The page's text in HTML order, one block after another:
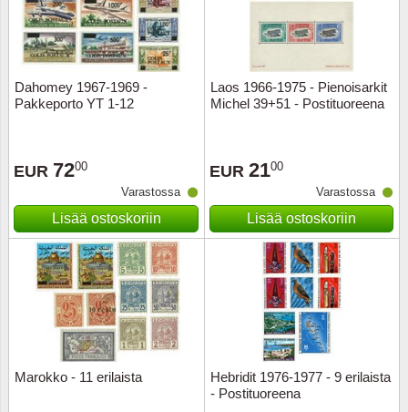
Dahomey 1967-1969 -
Pakkeporto YT 1-12
EUR 7200
Varastossa
Lisää ostoskoriin
Laos 1966-1975 - Pienoisarkit
Michel 39+51 - Postituoreena
EUR 2100
Varastossa
Lisää ostoskoriin
Marokko - 11 erilaista
Hebridit 1976-1977 - 9 erilaista
- Postituoreena
Länsi-
Malta